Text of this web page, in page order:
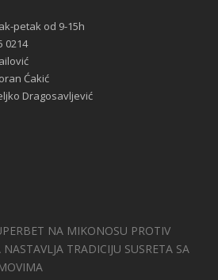
petak od 9-15h
0214
Ćakić
Dragosavljević
NA MIKONOSU PROTIV
TRADICIJU SUSRETA SA